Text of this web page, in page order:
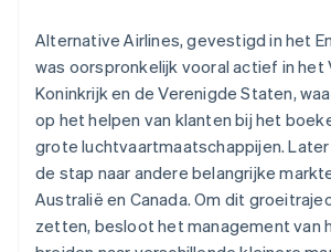
Alternative Airlines, gevestigd in het
was oorspronkelijk vooral actief in het
Koninkrijk en de Verenigde Staten,
op het helpen van klanten bij het
grote luchtvaartmaatschappijen.
de stap naar andere belangrijke
Australië en Canada. Om dit
zetten, besloot het management van